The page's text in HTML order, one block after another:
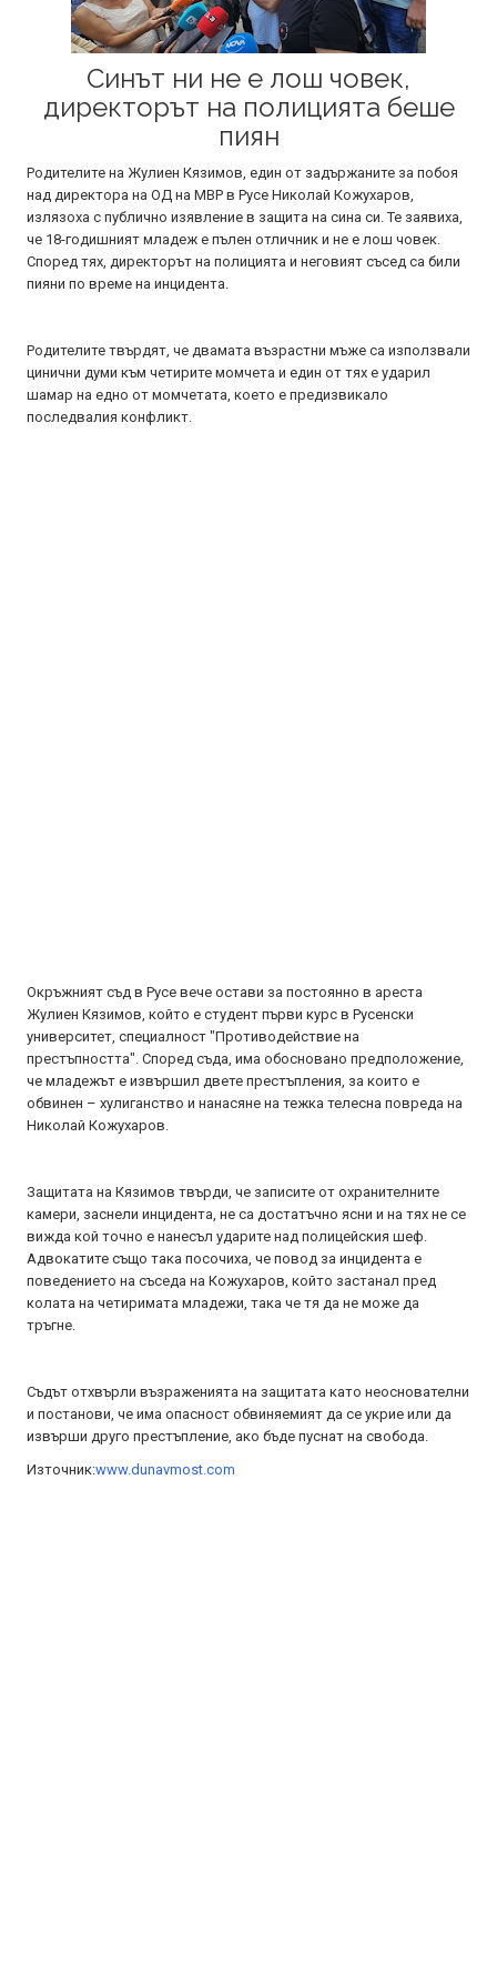
Синът ни не е лош човек,
директорът на полицията беше
пиян
Родителите на Жулиен Кязимов, един от задържаните за побоя
над директора на ОД на МВР в Русе Николай Кожухаров,
излязоха с публично изявление в защита на сина си. Те заявиха,
че 18-годишният младеж е пълен отличник и не е лош човек.
Според тях, директорът на полицията и неговият съсед са били
пияни по време на инцидента.
Родителите твърдят, че двамата възрастни мъже са използвали
цинични думи към четирите момчета и един от тях е ударил
шамар на едно от момчетата, което е предизвикало
последвалия конфликт.
Окръжният съд в Русе вече остави за постоянно в ареста
Жулиен Кязимов, който е студент първи курс в Русенски
университет, специалност "Противодействие на
престъпността". Според съда, има обосновано предположение,
че младежът е извършил двете престъпления, за които е
обвинен – хулиганство и нанасяне на тежка телесна повреда на
Николай Кожухаров.
Защитата на Кязимов твърди, че записите от охранителните
камери, заснели инцидента, не са достатъчно ясни и на тях не се
вижда кой точно е нанесъл ударите над полицейския шеф.
Адвокатите също така посочиха, че повод за инцидента е
поведението на съседа на Кожухаров, който застанал пред
колата на четиримата младежи, така че тя да не може да
тръгне.
Съдът отхвърли възраженията на защитата като неоснователни
и постанови, че има опасност обвиняемият да се укрие или да
извърши друго престъпление, ако бъде пуснат на свобода.
Източник:www.dunavmost.com